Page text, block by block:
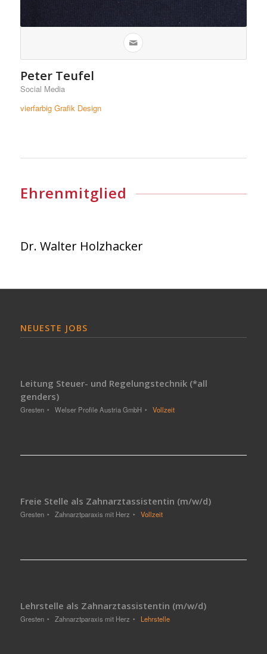
Peter Teufel
Social Media
vierfarbig Grafik Design
Ehrenmitglied
Dr. Walter Holzhacker
NEUESTE JOBS
Leitung Steuer- und Regelungstechnik (*all
genders)
Gresten Welser Profile Austria GmbH Vollzeit
Freie Stelle als Zahnarztassistentin (m/w/d)
Gresten Zahnarztparaxis mit Herz Vollzeit
Lehrstelle als Zahnarztassistentin (m/w/d)
Gresten Zahnarztparaxis mit Herz Lehrstelle